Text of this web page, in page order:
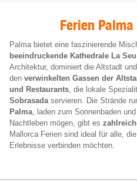
Ferien
Palma bietet eine faszinierende
beeindruckende Kathedrale La Seu
Architektur, dominiert die Altstadt
den verwinkelten Gassen der
und Restaurants, die lokale
Sobrasadaservieren. Die Strände
Palma, laden zum Sonnenbaden
Nachtleben mögen, gibt es
Mallorca Ferien sind ideal für alle,
Erlebnisse verbinden möchten.